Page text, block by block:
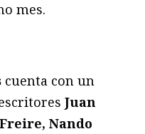
mes.
cuenta con un
Juan
Nando